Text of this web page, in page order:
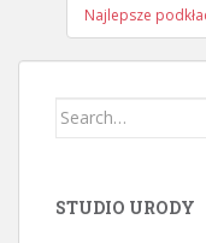
Najlepsze
Search
STUDIO URODY